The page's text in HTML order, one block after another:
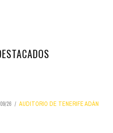
26
AUDITORIO DE TENERIFE ADÁN